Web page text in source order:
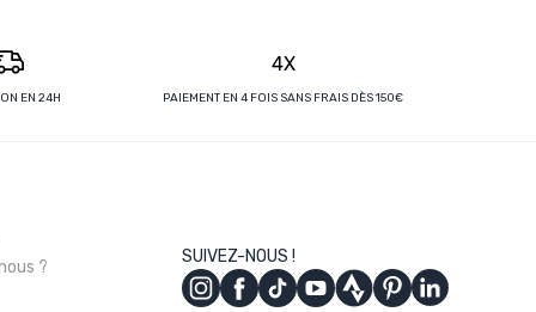
EN 24H
4X
PAIEMENT EN 4 FOIS SANS FRAIS DÈS 150€
?
SUIVEZ-NOUS !